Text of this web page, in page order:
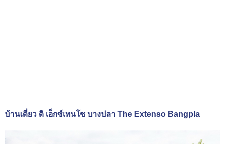
บ้านเดี่ยว ดิ เอ็กซ์เทนโซ บางปลา The Extenso Bangpla